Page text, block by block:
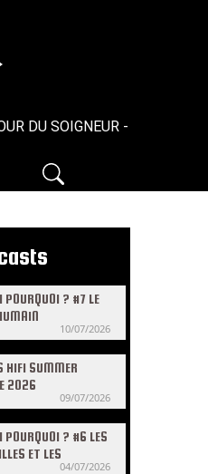
DU SOIGNEUR - N°33 - 05/05/
? #7 LE
10/07/2026
HIFI SUMMER
2026
09/07/2026
? #6 LES
ET LES
04/07/2026